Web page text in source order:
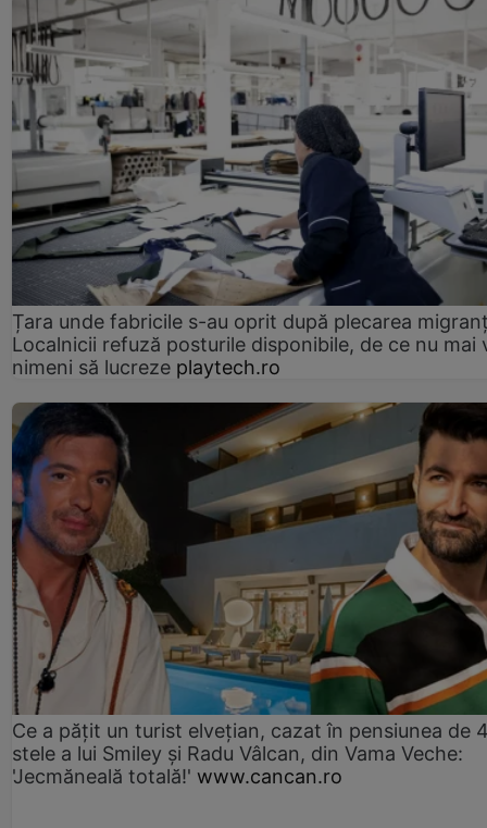
Țara unde fabricile s-au oprit după plecarea
Localnicii refuză posturile disponibile, de ce nu mai
nimeni să lucreze playtech.ro
Ce a pățit un turist elvețian, cazat în pensiunea de
stele a lui Smiley și Radu Vâlcan, din Vama Veche:
'Jecmăneală totală!' www.cancan.ro